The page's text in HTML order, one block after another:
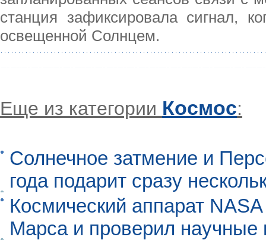
станция зафиксировала сигнал,
освещенной Солнцем.
Еще из категории Космос:
Солнечное затмение и
года подарит сразу
Космический аппарат
Марса и проверил научные